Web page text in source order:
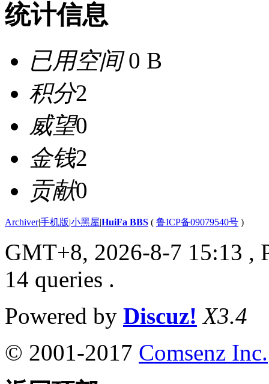
统计信息
已用空间0 B
积分2
威望0
金钱2
贡献0
Archiver|手机版|小黑屋|HuiFa BBS ( 鲁ICP备09079540号 )
GMT+8, 2026-8-7 15:13 ,
14 queries .
Powered by Discuz! X3.4
© 2001-2017 Comsenz Inc.